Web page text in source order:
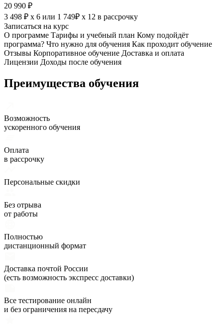
20 990 ₽
3 498 ₽ х 6 или 1 749₽ х 12 в рассрочку
Записаться на курс
О программе Тарифы и учебный план Кому подойдёт
программа? Что нужно для обучения Как проходит обучение
Отзывы Корпоративное обучение Доставка и оплата
Лицензии Доходы после обучения
Преимущества обучения
Возможность
ускоренного обучения
Оплата
в рассрочку
Персональные скидки
Без отрыва
от работы
Полностью
дистанционный формат
Доставка почтой России
(есть возможность экспресс доставки)
Все тестирование онлайн
и без ограничения на пересдачу